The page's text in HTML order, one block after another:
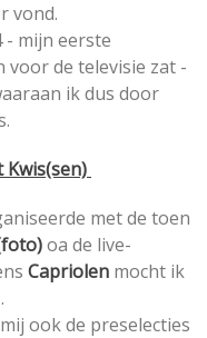
vond.
- mijn eerste
voor de televisie zat -
ik dus door
Kwis(sen)
met de toen
oa de live-
Capriolen mocht ik
ook de preselecties